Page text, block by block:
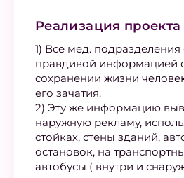
Реализация проекта
1) Все мед. подразделения
правдивой информацией
сохранении жизни
его зачатия.
2) Эту же информацию
наружную рекламу,
стойках, стены зданий,
остановок, на
автобусы ( внутри и